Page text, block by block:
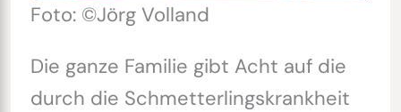
Foto: ©Jörg Volland
Die ganze Familie gibt Acht auf die
durch die Schmetterlingskrankheit